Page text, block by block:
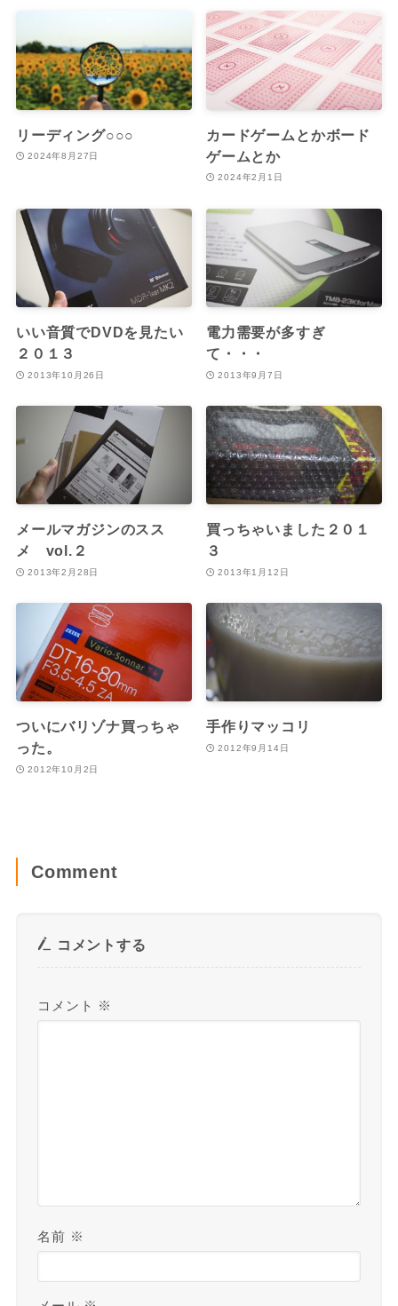
リーディング○○○
2024年8月27日
カードゲームとかボード
ゲームとか
2024年2月1日
いい音質でDVDを見たい
２０１３
2013年10月26日
電力需要が多すぎ
て・・・
2013年9月7日
メールマガジンのスス
メ vol.２
2013年2月28日
買っちゃいました２０１
３
2013年1月12日
ついにバリゾナ買っちゃ
った。
2012年10月2日
手作りマッコリ
2012年9月14日
Comment
コメントする
コメント ※
名前 ※